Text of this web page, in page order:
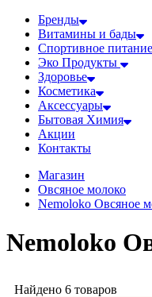
Бренды
Витамины и бады
Спортивное питание
Эко Продукты
Здоровье
Косметика
Аксессуары
Бытовая Химия
Акции
Контакты
Магазин
Овсяное молоко
Nemoloko Овсяное
Nemoloko
Найдено 6 товаров